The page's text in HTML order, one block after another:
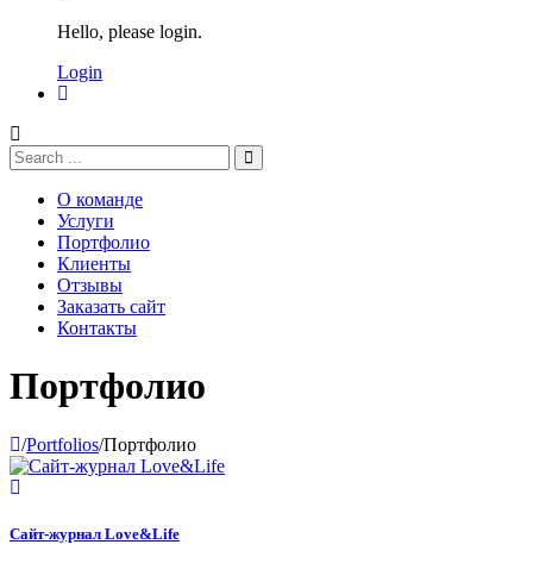
Hello, please login.
Login
О команде
Услуги
Портфолио
Клиенты
Отзывы
Заказать сайт
Контакты
Портфолио
/Portfolios/Портфолио
Сайт-журнал Love&Life